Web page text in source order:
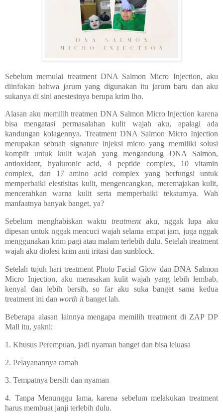
Sebelum memulai treatment DNA Salmon Micro Injection, aku
diinfokan bahwa jarum yang digunakan itu jarum baru dan aku
sukanya di sini anestesinya berupa krim lho.
Alasan aku memilih treatmen DNA Salmon Micro Injection karena
bisa mengatasi permasalahan kulit wajah aku, apalagi ada
kandungan kolagennya. Treatment DNA Salmon Micro Injection
merupakan sebuah signature injeksi micro yang memiliki solusi
komplit untuk kulit wajah yang mengandung DNA Salmon,
antioxidant, hyaluronic acid, 4 peptide complex, 10 vitamin
complex, dan 17 amino acid complex yang berfungsi untuk
memperbaiki elestisitas kulit, mengencangkan, meremajakan kulit,
mencerahkan warna kulit serta memperbaiki teksturnya. Wah
manfaatnya banyak banget, ya?
Sebelum menghabiskan waktutreatment aku, nggak lupa aku
dipesan untuk nggak mencuci wajah selama empat jam, juga nggak
menggunakan krim pagi atau malam terlebih dulu. Setelah treatment
wajah aku diolesi krim anti iritasi dan sunblock.
Setelah tujuh hari treatment Photo Facial Glow danDNA Salmon
Micro Injection, aku merasakan kulit wajah yang lebih lembab,
kenyal dan lebih bersih, so far aku suka banget sama kedua
treatment ini dan worth itbanget lah.
Beberapa alasan lainnya mengapa memilih treatment di ZAP DP
Mall itu, yakni:
1. Khusus Perempuan, jadi nyaman banget dan bisa leluasa
2. Pelayanannya ramah
3. Tempatnya bersih dan nyaman
4. Tanpa Menunggu lama, karena sebelum melakukan treatment
harus membuat janji terlebih dulu.